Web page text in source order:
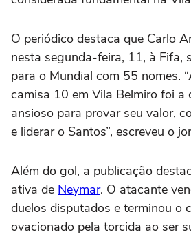
O periódico destaca que Carlo
nesta segunda-feira, 11, à Fifa,
para o Mundial com 55 nomes.
camisa 10 em Vila Belmiro foi a
ansioso para provar seu valor,
e liderar o Santos”, escreveu o
Além do gol, a publicação
ativa de Neymar. O atacante
duelos disputados e terminou o
ovacionado pela torcida ao ser